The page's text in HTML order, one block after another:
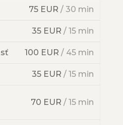
75 EUR / 30 min
35 EUR / 15 min
100 EUR / 45 min
35 EUR / 15 min
70 EUR / 15 min